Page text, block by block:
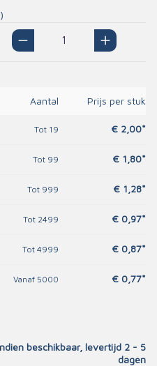
Aantal Prijs per stuk
Tot 19 € 2,00*
Tot 99 € 1,80*
Tot 999 € 1,28*
Tot 2499 € 0,97*
Tot 4999 € 0,87*
Vanaf 5000 € 0,77*
beschikbaar, levertijd 2 - 5
dagen